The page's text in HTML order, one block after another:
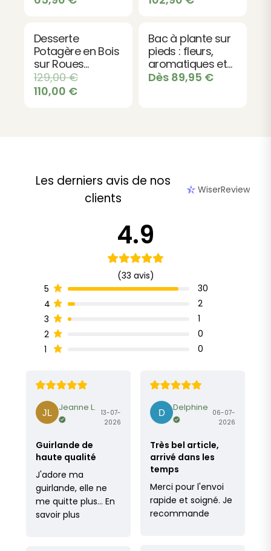
Desserte
Potagère en Bois
sur Roues
PRUNELLA - 27L
129,00€
110,00 €
Bac à plante sur
pieds : fleurs,
aromatiques et
légumes
Dès 89,95 €
Les derniers avis de nos
clients
WiserReview
4.9
(33 avis)
5
30
4
2
3
1
2
0
1
0
Jeanne L.
13-07-
2026
Guirlande de
haute qualité
J'adore ma
guirlande, elle ne
me quitte plus… En
savoir plus
Delphine 06-07-
2026
Très bel article,
arrivé dans les
temps
Merci pour l'envoi
rapide et soigné. Je
recommande